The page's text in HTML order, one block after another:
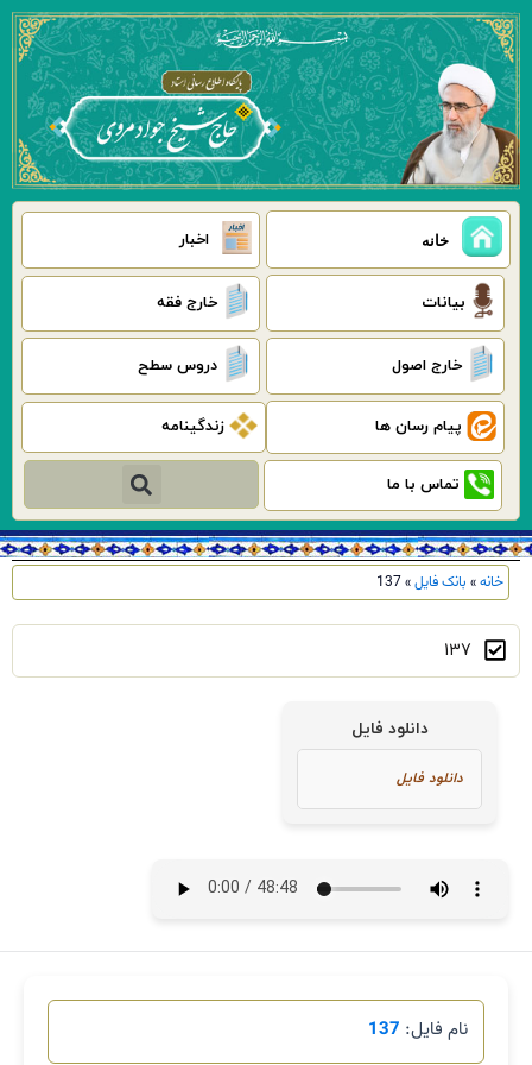
پرش
محتوا
خانه اخبار
بیانات خارج فقه
خارج اصول دروس سطح
پیام رسان ها زندگینامه
تماس با ما جستجو
خانه» بانک فایل»
137
137
دانلود فایل
نام فایل: 137